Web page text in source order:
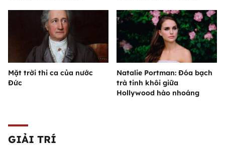
Mặt trời thi ca của nước
Đức
Natalie Portman: Đóa bạch
trà tinh khôi giữa
Hollywood hào nhoáng
GIẢI TRÍ